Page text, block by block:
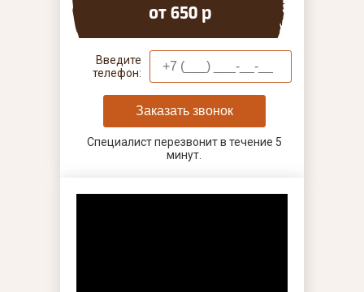
от 650 р
Введите
телефон:
Заказать звонок
Специалист перезвонит в течение 5
минут.